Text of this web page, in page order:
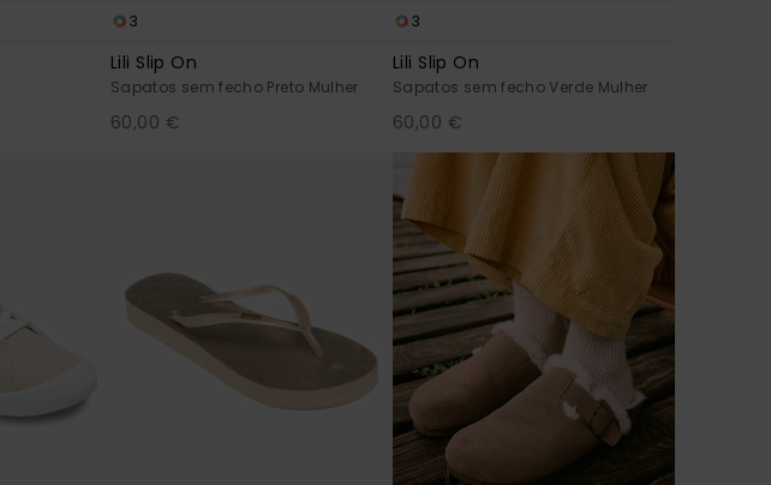
3
Lili Slip On
Sapatos sem fecho Preto Mulher
60,00 €
3
Lili Slip On
Sapatos sem fecho Verde Mulher
60,00 €